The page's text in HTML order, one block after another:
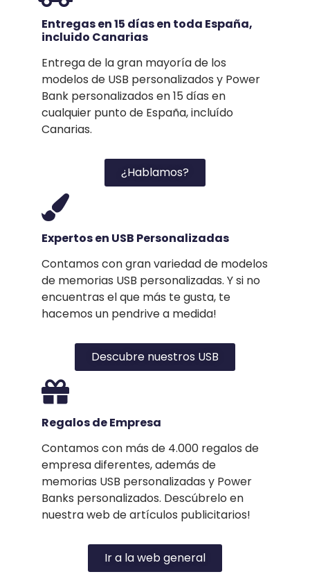
Entregas en 15 días en toda España,
incluido Canarias
Entrega de la gran mayoría de los
modelos de USB personalizados y Power
Bank personalizados en 15 días en
cualquier punto de España, incluído
Canarias.
¿Hablamos?
Expertos en USB Personalizadas
Contamos con gran variedad de modelos
de memorias USB personalizadas. Y si no
encuentras el que más te gusta, te
hacemos un pendrive a medida!
Descubre nuestros USB
Regalos de Empresa
Contamos con más de 4.000 regalos de
empresa diferentes, además de
memorias USB personalizadas y Power
Banks personalizados. Descúbrelo en
nuestra web de artículos publicitarios!
Ir a la web general